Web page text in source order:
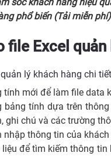
phổ biến (Tải miễn phí)
Excel quản
lý khách hàng chi
tính mới để làm file data
tính dựa trên
ghi chú và các trường
thông tin của khách
để tìm kiếm thông